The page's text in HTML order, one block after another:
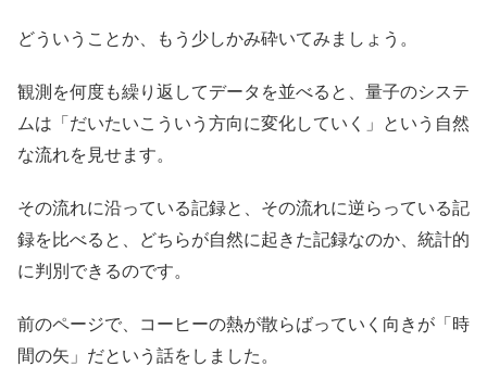
どういうことか、もう少しかみ砕いてみましょう。
観測を何度も繰り返してデータを並べると、量子のシステ
ムは「だいたいこういう方向に変化していく」という自然
な流れを見せます。
その流れに沿っている記録と、その流れに逆らっている記
録を比べると、どちらが自然に起きた記録なのか、統計的
に判別できるのです。
前のページで、コーヒーの熱が散らばっていく向きが「時
間の矢」だという話をしました。